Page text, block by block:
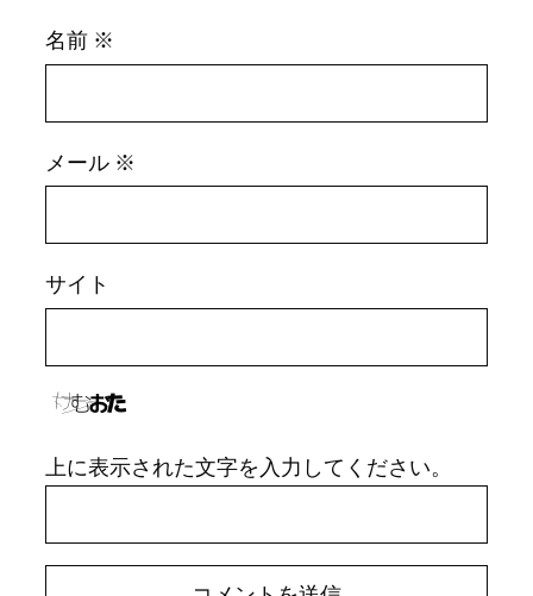
名前 ※
メール ※
サイト
上に表示された文字を入力してください。